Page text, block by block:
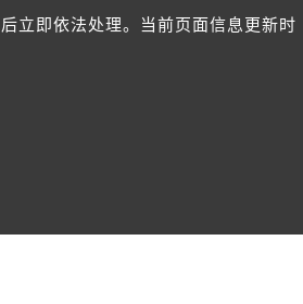
立即依法处理。当前页面信息更新时